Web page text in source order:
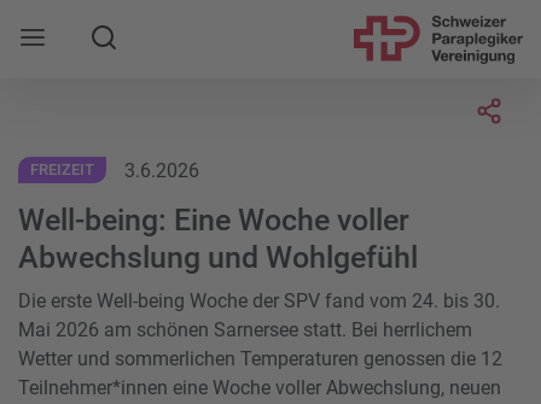
Mobile Navigation öffnen
Suche
FREIZEIT 3.6.2026
Well-being: Eine Woche voller
Abwechslung und Wohlgefühl
Die erste Well-being Woche der SPV fand vom 24. bis 30.
Mai 2026 am schönen Sarnersee statt. Bei herrlichem
Wetter und sommerlichen Temperaturen genossen die 12
Teilnehmer*innen eine Woche voller Abwechslung, neuen